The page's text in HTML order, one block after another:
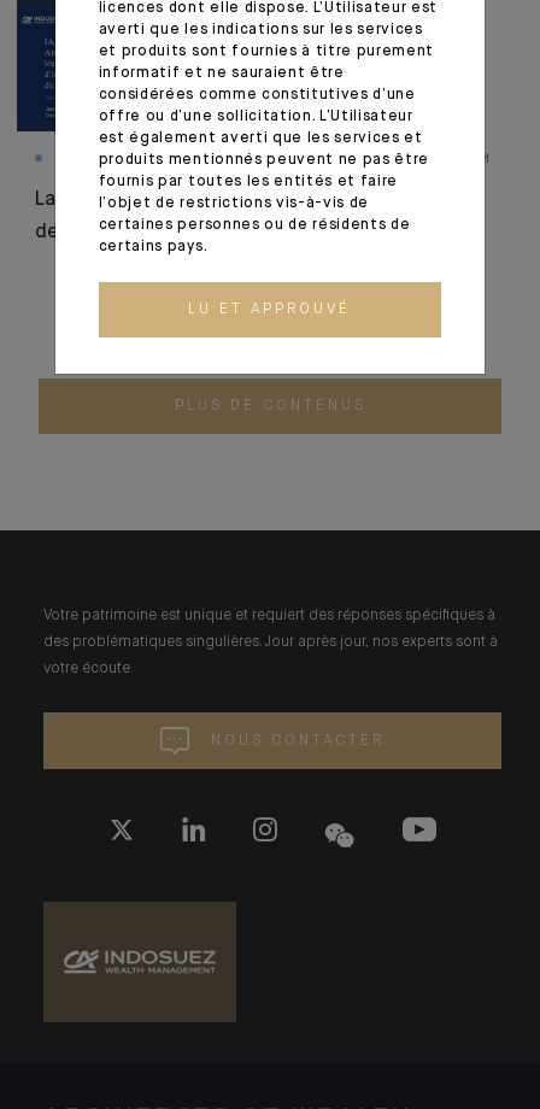
MONTHLY HOUSE VIEW
La nouvelle géographie
de l’inflation
STRUCTURING YOUR WEALTH
Fondations : à
perpétuité ou à durée
PLUS DE CONTENUS
Votre patrimoine est unique et requiert des réponses spécifiques à
des problématiques singulières. Jour après jour, nos experts sont à
votre écoute.
NOUS CONTACTER
licences dont elle dispose. L’Utilisateur est
averti que les indications sur les services
et produits sont fournies à titre purement
informatif et ne sauraient être
considérées comme constitutives d’une
offre ou d’une sollicitation. L’Utilisateur
est également averti que les services et
produits mentionnés peuvent ne pas être
fournis par toutes les entités et faire
l’objet de restrictions vis-à-vis de
certaines personnes ou de résidents de
certains pays.
LU ET APPROUVÉ